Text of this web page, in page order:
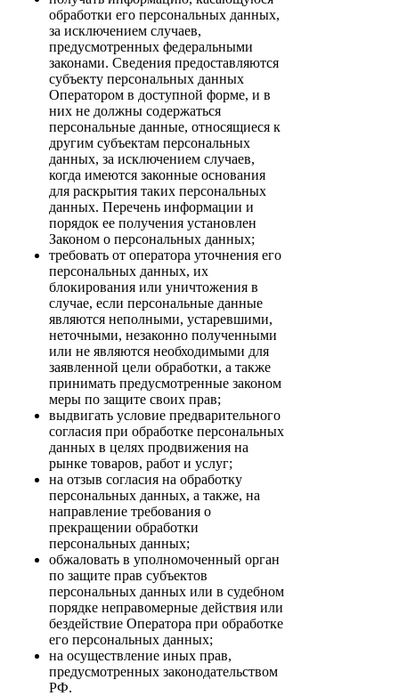
обработки его персональных данных,
за исключением случаев,
предусмотренных федеральными
законами. Сведения предоставляются
субъекту персональных данных
Оператором в доступной форме, и в
них не должны содержаться
персональные данные, относящиеся к
другим субъектам персональных
данных, за исключением случаев,
когда имеются законные основания
для раскрытия таких персональных
данных. Перечень информации и
порядок ее получения установлен
Законом о персональных данных;
требовать от оператора уточнения его
персональных данных, их
блокирования или уничтожения в
случае, если персональные данные
являются неполными, устаревшими,
неточными, незаконно полученными
или не являются необходимыми для
заявленной цели обработки, а также
принимать предусмотренные законом
меры по защите своих прав;
выдвигать условие предварительного
согласия при обработке персональных
данных в целях продвижения на
рынке товаров, работ и услуг;
на отзыв согласия на обработку
персональных данных, а также, на
направление требования о
прекращении обработки
персональных данных;
обжаловать в уполномоченный орган
по защите прав субъектов
персональных данных или в судебном
порядке неправомерные действия или
бездействие Оператора при обработке
его персональных данных;
на осуществление иных прав,
предусмотренных законодательством
РФ.